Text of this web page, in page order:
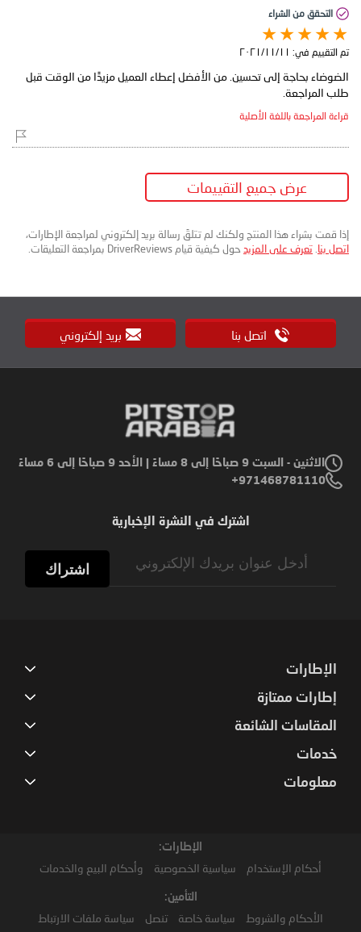
التحقق من الشراء
تم التقييم في: ١١‏/١١‏/٢٠٢١
الضوضاء بحاجة إلى تحسين. من الأفضل إعطاء العميل مزيدًا من الوقت قبل
طلب المراجعة.
قراءة المراجعة باللغة الأصلية
عرض جميع التقييمات
إذا قمت بشراء هذا المنتج ولكنك لم تتلقَ رسالة بريد إلكتروني لمراجعة الإطارات،
اتصل بنا تعرف على المزيد حول كيفية قيام DriverReviews بمراجعة التعليقات.
اتصل بنا بريد إلكتروني
الاثنين - السبت 9 صباحًا إلى 8 مساءً | الأحد 9 صباحًا إلى 6 مساءً
971468781110+
اشترك في النشرة الإخبارية
اشتراك
الإطارات
إطارات ممتازة
المقاسات الشائعة
خدمات
معلومات
الإطارات:
أحكام الإستخدام سياسية الخصوصية وأحكام البيع والخدمات
التأمين:
الأحكام والشروط سياسة خاصة تنصل سياسة ملفات الارتباط